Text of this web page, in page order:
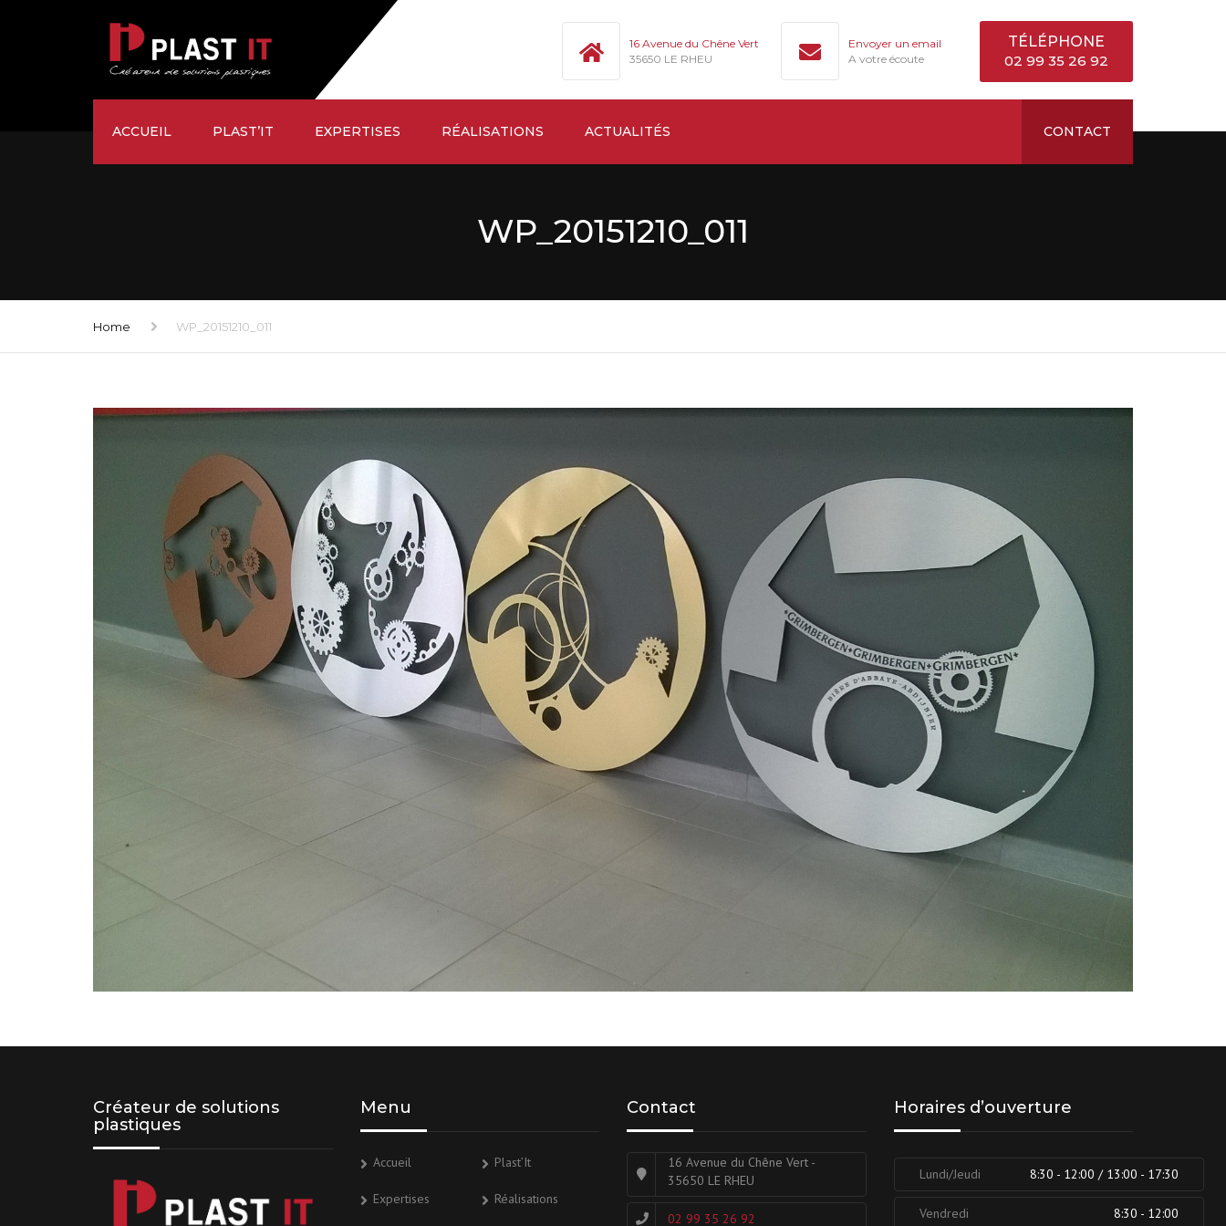
16 Avenue du Chêne Vert
35650 LE RHEU
Envoyer un email
A votre écoute
TÉLÉPHONE
02 99 35 26 92
CONTACT
ACCUEIL PLAST’IT EXPERTISES
LIVRAISON
RÉALISATIONS ACTUALITÉS
WP_20151210_011
Home WP_20151210_011
Créateur de solutions
plastiques
Menu
Accueil Plast’It
Expertises Réalisations
Contact
16 Avenue du Chêne Vert -
35650 LE RHEU
02 99 35 26 92
Horaires d’ouverture
Lundi/Jeudi 8:30 - 12:00 / 13:00 - 17:30
Vendredi 8:30 - 12:00